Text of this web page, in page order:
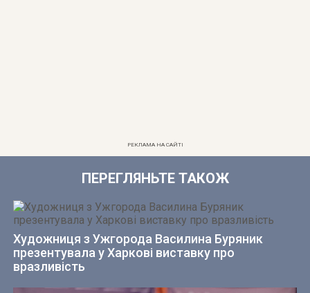
РЕКЛАМА НА САЙТІ
ПЕРЕГЛЯНЬТЕ ТАКОЖ
Художниця з Ужгорода Василина Буряник
презентувала у Харкові виставку про
вразливість